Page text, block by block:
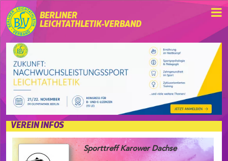
BERLINER
LEICHTATHLETIK-VERBAND
VEREIN INFOS
Sporttreff Karower Dachse